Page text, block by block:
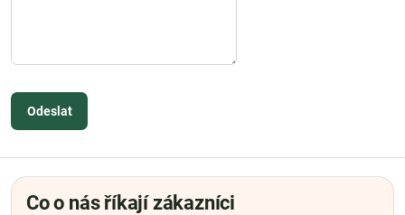
Odeslat
Co o nás říkají zákazníci